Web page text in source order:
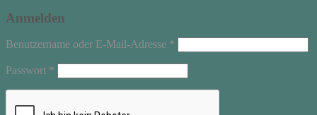
Anmelden
Benutzername oder E-Mail-Adresse *
Passwort *